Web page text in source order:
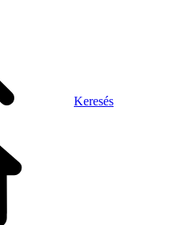
Keresés